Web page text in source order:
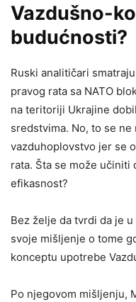
Vazdušno-
budućnosti?
Ruski analitičari
pravog rata sa NATO
na teritoriji Ukrajine
sredstvima. No, to se
vazduhoplovstvo jer se
rata. Šta se može učiniti
efikasnost?
Bez želje da tvrdi da je
svoje mišljenje o tome
konceptu upotrebe
Po njegovom mišljenju,